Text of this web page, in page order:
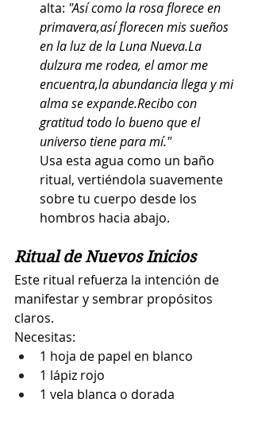
alta: "Así como la rosa florece en
primavera,así florecen mis sueños
en la luz de la Luna Nueva.La
dulzura me rodea, el amor me
encuentra,la abundancia llega y mi
alma se expande.Recibo con
gratitud todo lo bueno que el
universo tiene para mí."
Usa esta agua como un baño
ritual, vertiéndola suavemente
sobre tu cuerpo desde los
hombros hacia abajo.
Ritual de Nuevos Inicios
Este ritual refuerza la intención de
manifestar y sembrar propósitos
claros.
Necesitas:
1 hoja de papel en blanco
1 lápiz rojo
1 vela blanca o dorada